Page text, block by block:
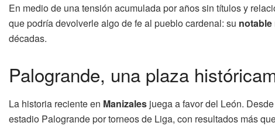
En medio de una tensión acumulada por años sin títulos y
que podría devolverle algo de fe al pueblo cardenal: su
décadas.
Palogrande, una plaza
La historia reciente en Manizales juega a favor del León.
estadio Palogrande por torneos de Liga, con resultados más